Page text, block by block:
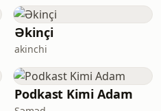
Əkinçi
akinchi
Podkast Kimi Adam